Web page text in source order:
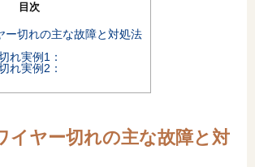
フォトギャラリー
販売中の物件
目次
ー切れの主な故障と対処法
れ実例1：
れ実例2：
イヤー切れの主な故障と対